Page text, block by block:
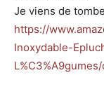
Je viens de
https://
Inoxydable-